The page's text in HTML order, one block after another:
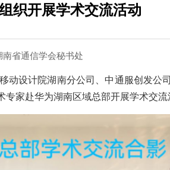
织开展学术交流活动
南省通信学会秘书处
动设计院湖南分公司、中通服创发公
家赴华为湖南区域总部开展学术交流